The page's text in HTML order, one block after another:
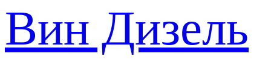
Вин Дизель